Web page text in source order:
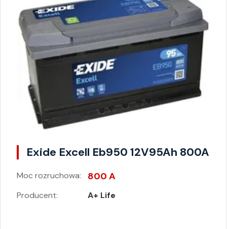
Exide Excell Eb950 12V95Ah 800A
Moc rozruchowa: 800 A
Producent: A+ Life